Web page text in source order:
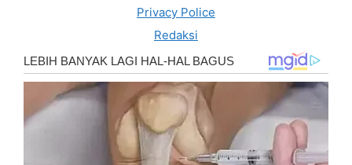
Privacy Police
Redaksi